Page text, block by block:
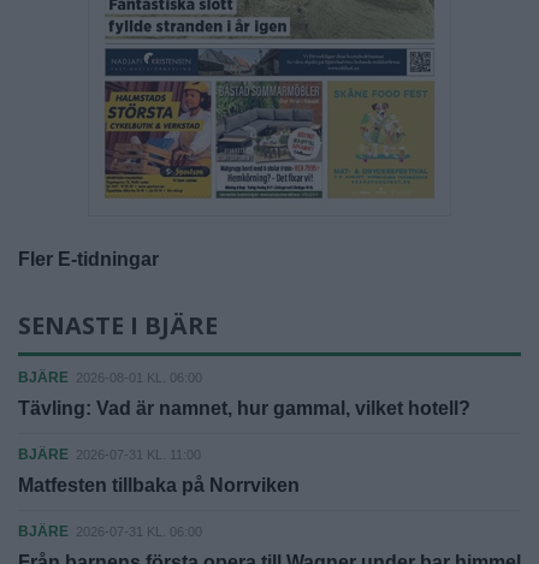
Fler E-tidningar
SENASTE I BJÄRE
BJÄRE 2026-08-01 KL. 06:00
Tävling: Vad är namnet, hur gammal, vilket hotell?
BJÄRE 2026-07-31 KL. 11:00
Matfesten tillbaka på Norrviken
BJÄRE 2026-07-31 KL. 06:00